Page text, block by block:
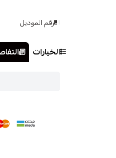
رقم الموديل
الخيارات